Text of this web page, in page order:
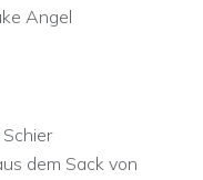
Angel
dem Sack von